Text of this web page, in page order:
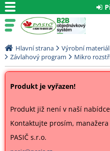
Hlavní strana
Výrobní
Závlahový program
Mikro
Produkt je vyřazen!
Produkt již není v naší
Kontaktujte prosím,
PASIČ s.r.o.